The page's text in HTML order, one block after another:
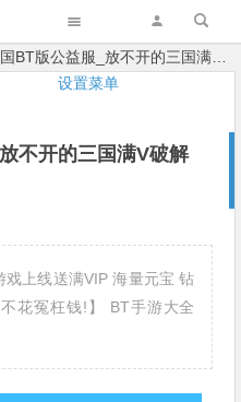
设置菜单
公益服_放不开的三国满V破解版礼包攻略大全
不开的三国满V破解
戏上线送满VIP 海量元宝 钻
花冤枉钱!】 BT手游大全